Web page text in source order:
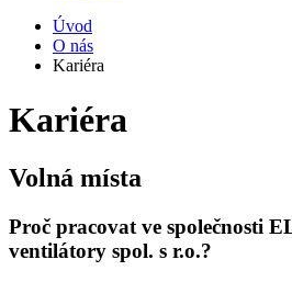
Úvod
O nás
Kariéra
Kariéra
Volná místa
Proč pracovat ve společnosti
ventilátory spol. s r.o.?